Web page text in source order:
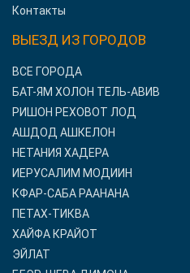
Контакты
ВЫЕЗД ИЗ ГОРОДОВ
ВСЕ ГОРОДА
БАТ-ЯМ ХОЛОН ТЕЛЬ-АВИВ
РИШОН РЕХОВОТ ЛОД
АШДОД АШКЕЛОН
НЕТАНИЯ ХАДЕРА
ИЕРУСАЛИМ МОДИИН
КФАР-САБА РААНАНА
ПЕТАХ-ТИКВА
ХАЙФА КРАЙОТ
ЭЙЛАТ